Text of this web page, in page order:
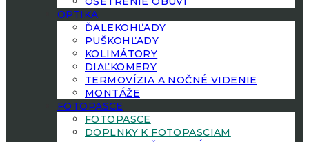
OPTIKA
ĎALEKOHĽADY
PUŠKOHĽADY
KOLIMÁTORY
DIAĽKOMERY
TERMOVÍZIA A NOČNÉ VIDENIE
MONTÁŽE
FOTOPASCE
FOTOPASCE
DOPLNKY K FOTOPASCIAM